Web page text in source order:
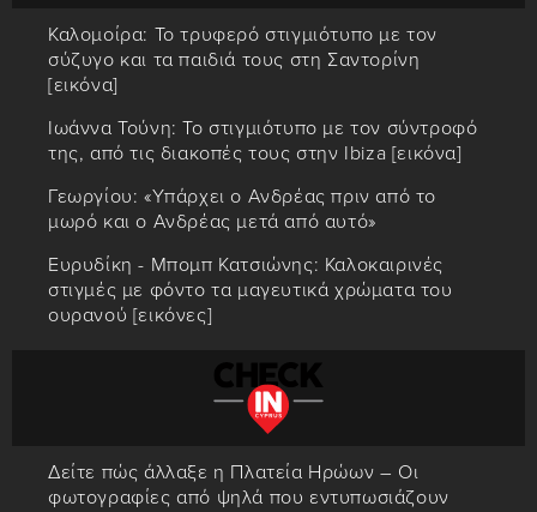
Καλομοίρα: Το τρυφερό στιγμιότυπο με τον
σύζυγο και τα παιδιά τους στη Σαντορίνη
[εικόνα]
Ιωάννα Τούνη: Το στιγμιότυπο με τον σύντροφό
της, από τις διακοπές τους στην Ibiza [εικόνα]
Γεωργίου: «Υπάρχει ο Ανδρέας πριν από το
μωρό και ο Ανδρέας μετά από αυτό»
Ευρυδίκη - Μπομπ Κατσιώνης: Καλοκαιρινές
στιγμές με φόντο τα μαγευτικά χρώματα του
ουρανού [εικόνες]
Δείτε πώς άλλαξε η Πλατεία Ηρώων – Οι
φωτογραφίες από ψηλά που εντυπωσιάζουν